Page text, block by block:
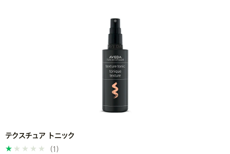
テクスチュア トニック
(1)